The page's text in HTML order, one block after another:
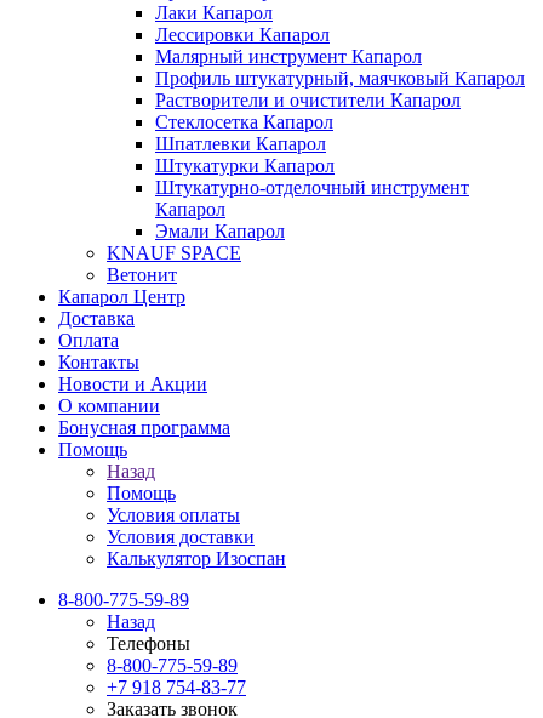
Лаки Капарол
Лессировки Капарол
Малярный инструмент Капарол
Профиль штукатурный, маячковый Капарол
Растворители и очистители Капарол
Cтеклосетка Капарол
Шпатлевки Капарол
Штукатурки Капарол
Штукатурно-отделочный инструмент
Капарол
Эмали Капарол
KNAUF SPACE
Ветонит
Капарол Центр
Доставка
Оплата
Контакты
Новости и Акции
О компании
Бонусная программа
Помощь
Назад
Помощь
Условия оплаты
Условия доставки
Калькулятор Изоспан
8-800-775-59-89
Назад
Телефоны
8-800-775-59-89
+7 918 754-83-77
Заказать звонок